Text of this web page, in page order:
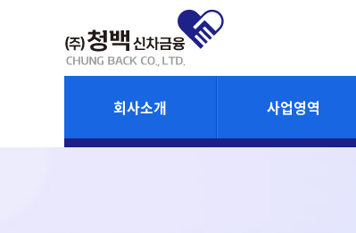
회사소개 사업영역